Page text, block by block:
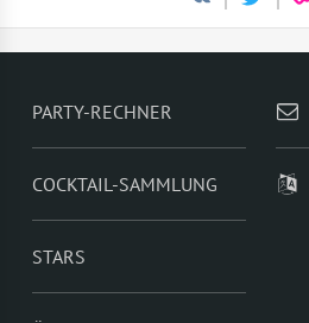
PARTY-RECHNER
COCKTAIL-SAMMLUNG
STARS